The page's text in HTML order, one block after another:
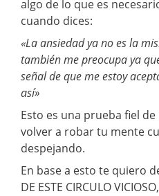
algo de lo que es
cuando dices:
«La ansiedad ya no es la
también me preocupa ya
señal de que me estoy
así»
Esto es una prueba fiel
volver a robar tu mente
despejando.
En base a esto te quiero
DE ESTE CIRCULO